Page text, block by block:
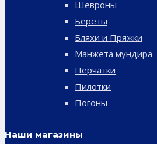
Шевроны
Береты
Бляхи и Пряжки
Манжета мундира
Перчатки
Пилотки
Погоны
Наши магазины